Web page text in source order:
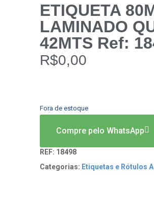
ETIQUETA
LAMINADO
42MTS Ref:
R$0,00
Fora de estoque
Compre pelo WhatsApp
REF: 18498
Categorias: Etiquetas e Rótulos